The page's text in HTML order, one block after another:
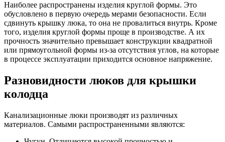
Наиболее распространены изделия круглой формы. Это
обусловлено в первую очередь мерами безопасности. Если
сдвинуть крышку люка, то она не провалиться внутрь. Кроме
того, изделия круглой формы проще в производстве. А их
прочность значительно превышает конструкции квадратной
или прямоугольной формы из-за отсутствия углов, на которые
в процессе эксплуатации приходится основное напряжение.
Разновидности люков для крышки
колодца
Канализационные люки производят из различных
материалов. Самыми распространенными являются: